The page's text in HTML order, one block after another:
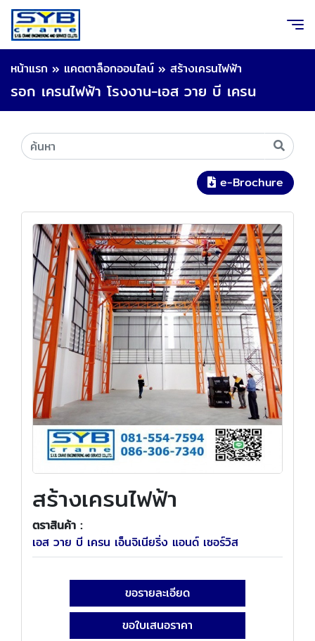
หน้าแรก » แคตตาล็อกออนไลน์ » สร้างเครนไฟฟ้า
รอก เครนไฟฟ้า โรงงาน-เอส วาย บี เครน
e-Brochure
สร้างเครนไฟฟ้า
ตราสินค้า :
เอส วาย บี เครน เอ็นจิเนียริ่ง แอนด์ เซอร์วิส
ขอรายละเอียด
ขอใบเสนอราคา